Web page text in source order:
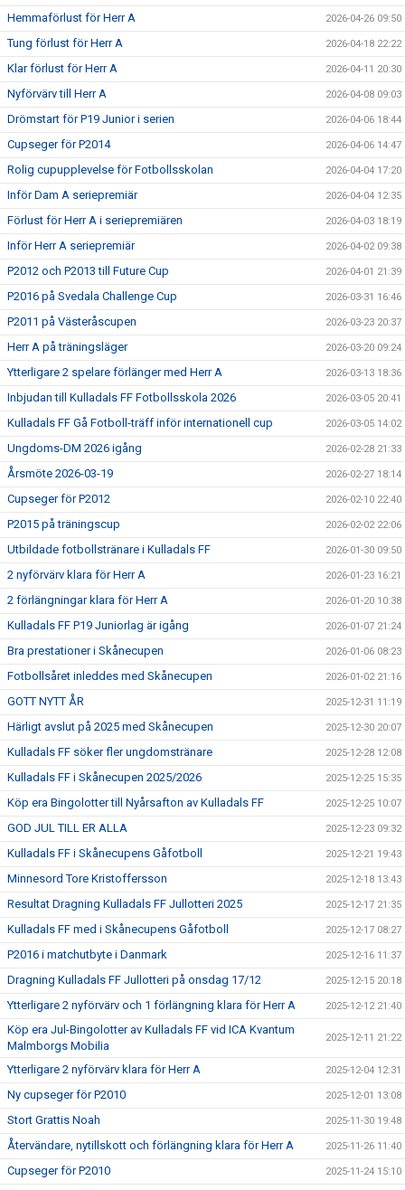
Hemmaförlust för Herr A 2026-04-26 09:50
Tung förlust för Herr A 2026-04-18 22:22
Klar förlust för Herr A 2026-04-11 20:30
Nyförvärv till Herr A 2026-04-08 09:03
Drömstart för P19 Junior i serien 2026-04-06 18:44
Cupseger för P2014 2026-04-06 14:47
Rolig cupupplevelse för Fotbollsskolan 2026-04-04 17:20
Inför Dam A seriepremiär 2026-04-04 12:35
Förlust för Herr A i seriepremiären 2026-04-03 18:19
Inför Herr A seriepremiär 2026-04-02 09:38
P2012 och P2013 till Future Cup 2026-04-01 21:39
P2016 på Svedala Challenge Cup 2026-03-31 16:46
P2011 på Västeråscupen 2026-03-23 20:37
Herr A på träningsläger 2026-03-20 09:24
Ytterligare 2 spelare förlänger med Herr A 2026-03-13 18:36
Inbjudan till Kulladals FF Fotbollsskola 2026 2026-03-05 20:41
Kulladals FF Gå Fotboll-träff inför internationell cup 2026-03-05 14:02
Ungdoms-DM 2026 igång 2026-02-28 21:33
Årsmöte 2026-03-19 2026-02-27 18:14
Cupseger för P2012 2026-02-10 22:40
P2015 på träningscup 2026-02-02 22:06
Utbildade fotbollstränare i Kulladals FF 2026-01-30 09:50
2 nyförvärv klara för Herr A 2026-01-23 16:21
2 förlängningar klara för Herr A 2026-01-20 10:38
Kulladals FF P19 Juniorlag är igång 2026-01-07 21:24
Bra prestationer i Skånecupen 2026-01-06 08:23
Fotbollsåret inleddes med Skånecupen 2026-01-02 21:16
GOTT NYTT ÅR 2025-12-31 11:19
Härligt avslut på 2025 med Skånecupen 2025-12-30 20:07
Kulladals FF söker fler ungdomstränare 2025-12-28 12:08
Kulladals FF i Skånecupen 2025/2026 2025-12-25 15:35
Köp era Bingolotter till Nyårsafton av Kulladals FF 2025-12-25 10:07
GOD JUL TILL ER ALLA 2025-12-23 09:32
Kulladals FF i Skånecupens Gåfotboll 2025-12-21 19:43
Minnesord Tore Kristoffersson 2025-12-18 13:43
Resultat Dragning Kulladals FF Jullotteri 2025 2025-12-17 21:35
Kulladals FF med i Skånecupens Gåfotboll 2025-12-17 08:27
P2016 i matchutbyte i Danmark 2025-12-16 11:37
Dragning Kulladals FF Jullotteri på onsdag 17/12 2025-12-15 20:18
Ytterligare 2 nyförvärv och 1 förlängning klara för Herr A 2025-12-12 21:40
Köp era Jul-Bingolotter av Kulladals FF vid ICA Kvantum
Malmborgs Mobilia
2025-12-11 21:22
Ytterligare 2 nyförvärv klara för Herr A 2025-12-04 12:31
Ny cupseger för P2010 2025-12-01 13:08
Stort Grattis Noah 2025-11-30 19:48
Återvändare, nytillskott och förlängning klara för Herr A 2025-11-26 11:40
Cupseger för P2010 2025-11-24 15:10